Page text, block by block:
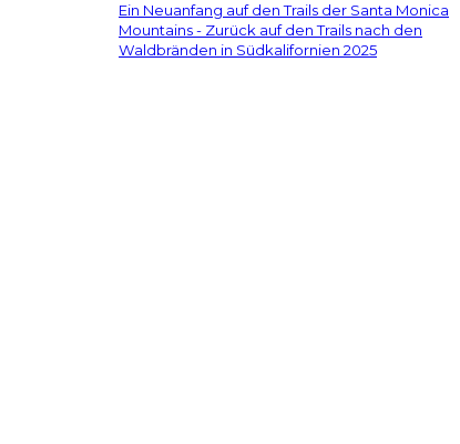
Ein Neuanfang auf den Trails der Santa Monica
Mountains - Zurück auf den Trails nach den
Waldbränden in Südkalifornien 2025